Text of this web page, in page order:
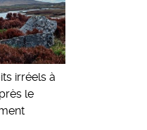
irréels à
le